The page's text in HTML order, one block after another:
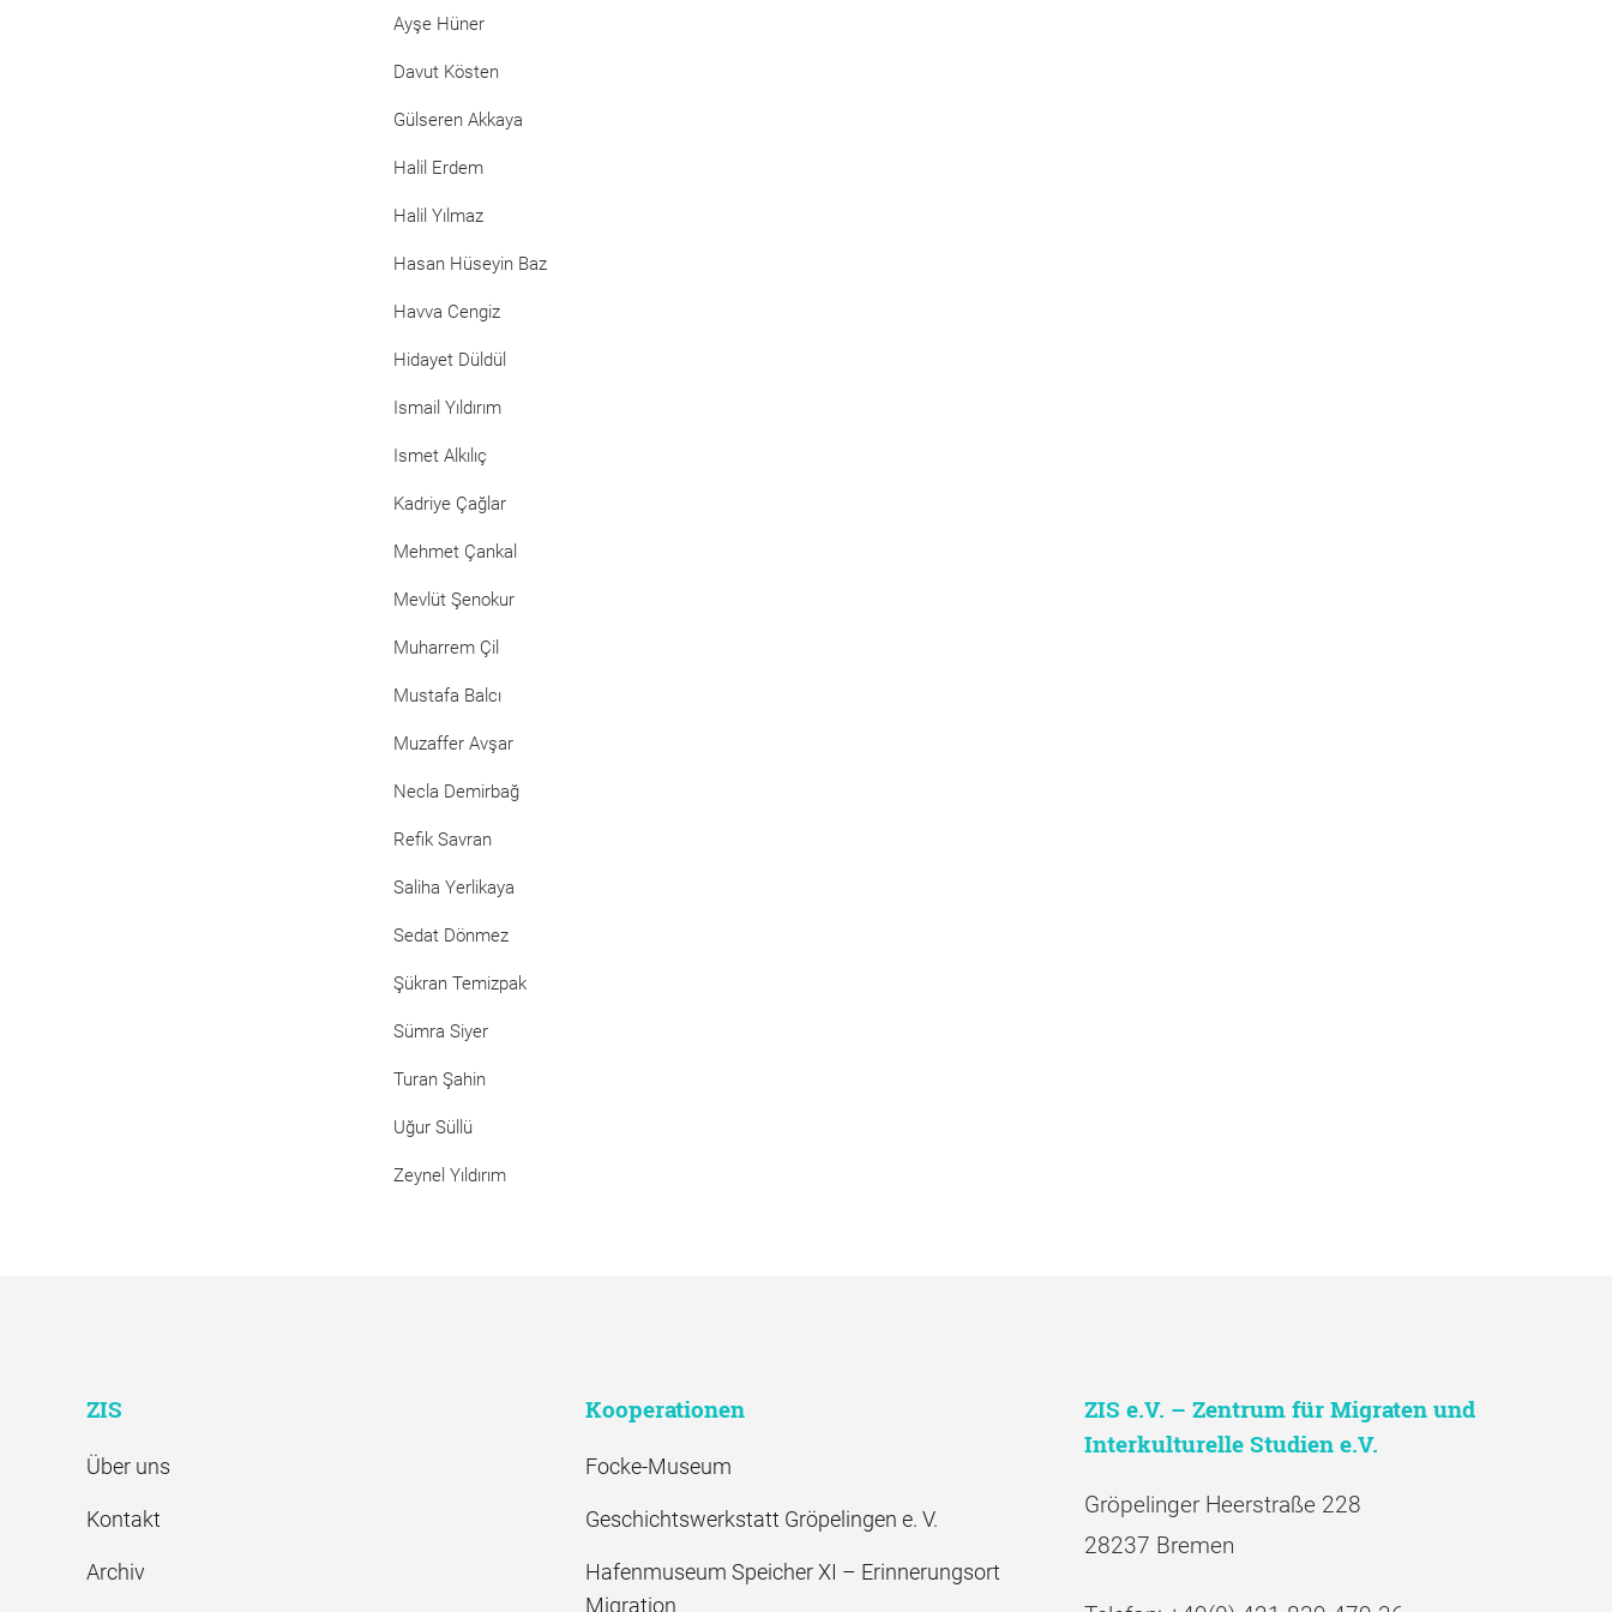
Ayşe Hüner
Davut Kösten
Gülseren Akkaya
Halil Erdem
Halil Yılmaz
Hasan Hüseyin Baz
Havva Cengiz
Hidayet Düldül
Ismail Yıldırım
Ismet Alkılıç
Kadriye Çağlar
Mehmet Çankal
Mevlüt Şenokur
Muharrem Çil
Mustafa Balcı
Muzaffer Avşar
Necla Demirbağ
Refik Savran
Saliha Yerlikaya
Sedat Dönmez
Şükran Temizpak
Sümra Siyer
Turan Şahin
Uğur Süllü
Zeynel Yıldırım
ZIS
Über uns
Kontakt
Archiv
Kooperationen
Focke-Museum
Geschichtswerkstatt Gröpelingen e. V.
Hafenmuseum Speicher XI – Erinnerungsort
Migration
ZIS e.V. – Zentrum für Migraten und
Interkulturelle Studien e.V.
Gröpelinger Heerstraße 228
28237 Bremen